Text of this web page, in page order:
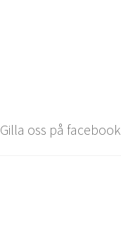
Gilla oss på facebook